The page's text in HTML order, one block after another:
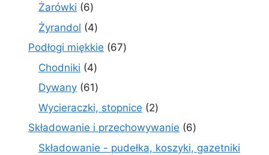
Żarówki 66
produktów
Żyrandol 44
produkty
Podłogi miękkie 6767
Chodniki 44
produkty
Dywany 6161
produktów
Wycieraczki, stopnice 22
produkty
Składowanie i przechowywanie 66
produktów
Składowanie - pudełka, koszyki, gazetniki